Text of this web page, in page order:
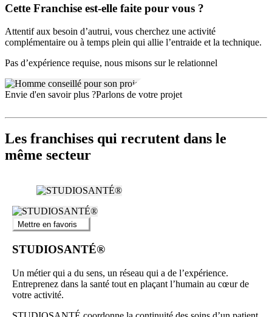
Processus d’accompagnement et d’intégration au réseau
Un accompagnement personnalisé est prévu dès le premier contact.
Les candidats franchisés sont soutenus dans leurs démarches
administratives, reçoivent une formation technique sur l’entretien des
appareillages auditifs ainsi qu’un suivi sur la gestion de l’activité.
L’approche humaine et l’attention portée à la qualité du service sont
au cœur de la philosophie Audiomicile.
Cette Franchise est-elle faite pour vous ?
Attentif aux besoin d’autrui, vous cherchez une activité
complémentaire ou à temps plein qui allie l’entraide et la technique.
Pas d’expérience requise, nous misons sur le relationnel
Envie d'en savoir plus ?Parlons de votre projet
Les franchises qui recrutent dans le
même secteur
Mettre en favoris
STUDIOSANTÉ®
Un métier qui a du sens, un réseau qui a de l’expérience.
Entreprenez dans la santé tout en plaçant l’humain au cœur de
votre activité.